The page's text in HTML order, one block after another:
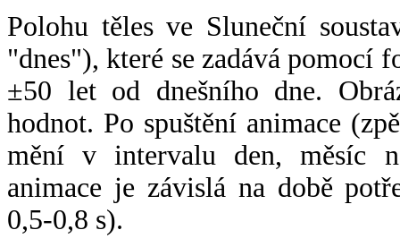
Polohu těles ve Sluneční
"dnes"), které se zadává pomocí
±50 let od dnešního dne.
hodnot. Po spuštění animace
mění v intervalu den, měsíc
animace je závislá na době
0,5-0,8 s).